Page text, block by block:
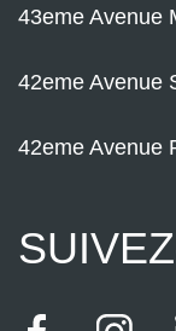
43eme Avenue
42eme Avenue
42eme Avenue